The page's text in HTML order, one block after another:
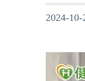
2024-